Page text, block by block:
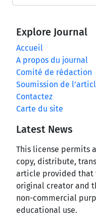
Explore Journal
Accueil
A propos du journal
Comité de rédaction
Soumission de
Contactez
Carte du site
Latest News
This license permits
copy, distribute,
article provided that
original creator and
non-commercial
educational use.